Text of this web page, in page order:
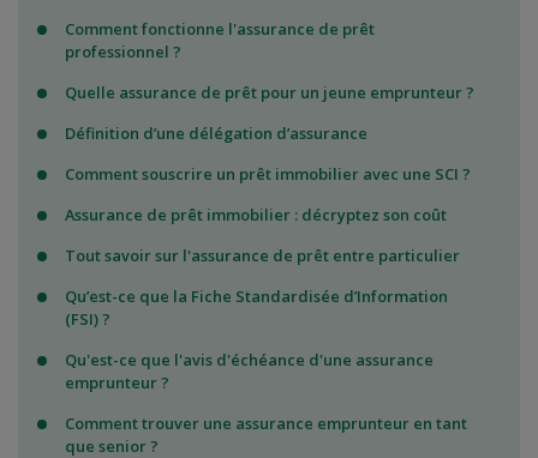
Comment fonctionne l'assurance de prêt
professionnel ?
Quelle assurance de prêt pour un jeune emprunteur ?
Définition d’une délégation d’assurance
Comment souscrire un prêt immobilier avec une SCI ?
Assurance de prêt immobilier : décryptez son coût
Tout savoir sur l'assurance de prêt entre particulier
Qu’est-ce que la Fiche Standardisée d’Information
(FSI) ?
Qu'est-ce que l'avis d'échéance d'une assurance
emprunteur ?
Comment trouver une assurance emprunteur en tant
que senior ?